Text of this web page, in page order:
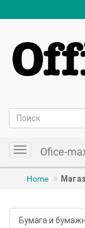
ToggleOfice-
Home
Бумага и